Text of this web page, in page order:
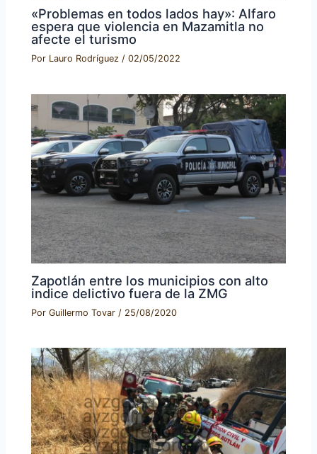
«Problemas en todos lados hay»: Alfaro
espera que violencia en Mazamitla no
afecte el turismo
Por Lauro Rodríguez /02/05/2022
Zapotlán entre los municipios con alto
indice delictivo fuera de la ZMG
PorGuillermo Tovar / 25/08/2020